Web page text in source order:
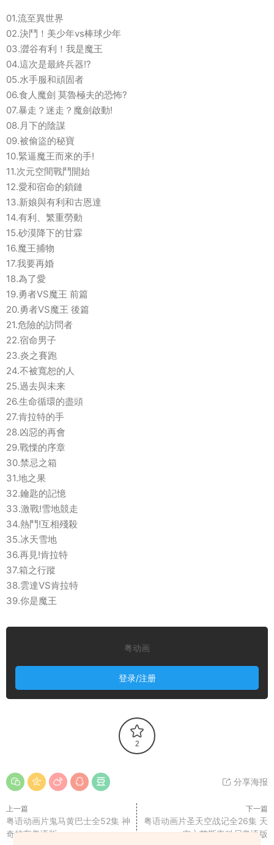
01.流至異世界
02.決鬥！美少年vs棒球少年
03.澀谷有利！我是魔王
04.這次是最終兵器!?
05.水手服和頑固者
06.食人魔劍 莫魯極夫的恐怖?
07.暴走？迷走？魔劍啟動!
08.月下的陰謀
09.被偷盜的秘寶
10.緊逼魔王而來的手!
11.次元空間戰鬥開始
12.愛和宿命的鎖鏈
13.新娘與有利和古恩達
14.有利、繁重勞動
15.砂漠降下的甘霖
16.魔王捕物
17.我要再婚
18.為了愛
19.勇者VS魔王 前篇
20.勇者VS魔王 後篇
21.危險的訪問者
22.宿命男子
23.炎之賽跑
24.不被寬恕的人
25.過去與未来
26.生命循環的盡頭
27.肯拉特的手
28.凶惡的再會
29.戰慄的序章
30.禁忌之箱
31.地之果
32.鑰匙的記憶
33.激戰!雪地競走
34.熱鬥!互相殘殺
35.冰天雪地
36.再見!肯拉特
37.箱之行蹤
38.雲達VS肯拉特
39.你是魔王
粤动画
登录/注册
2
分享海报
上一篇
粤语动画片鬼马黄巴士全52集 神
奇校车粤语版
下一篇
粤语动画片圣天空战记全26集 天
空之艾斯嘉科尼粤语版